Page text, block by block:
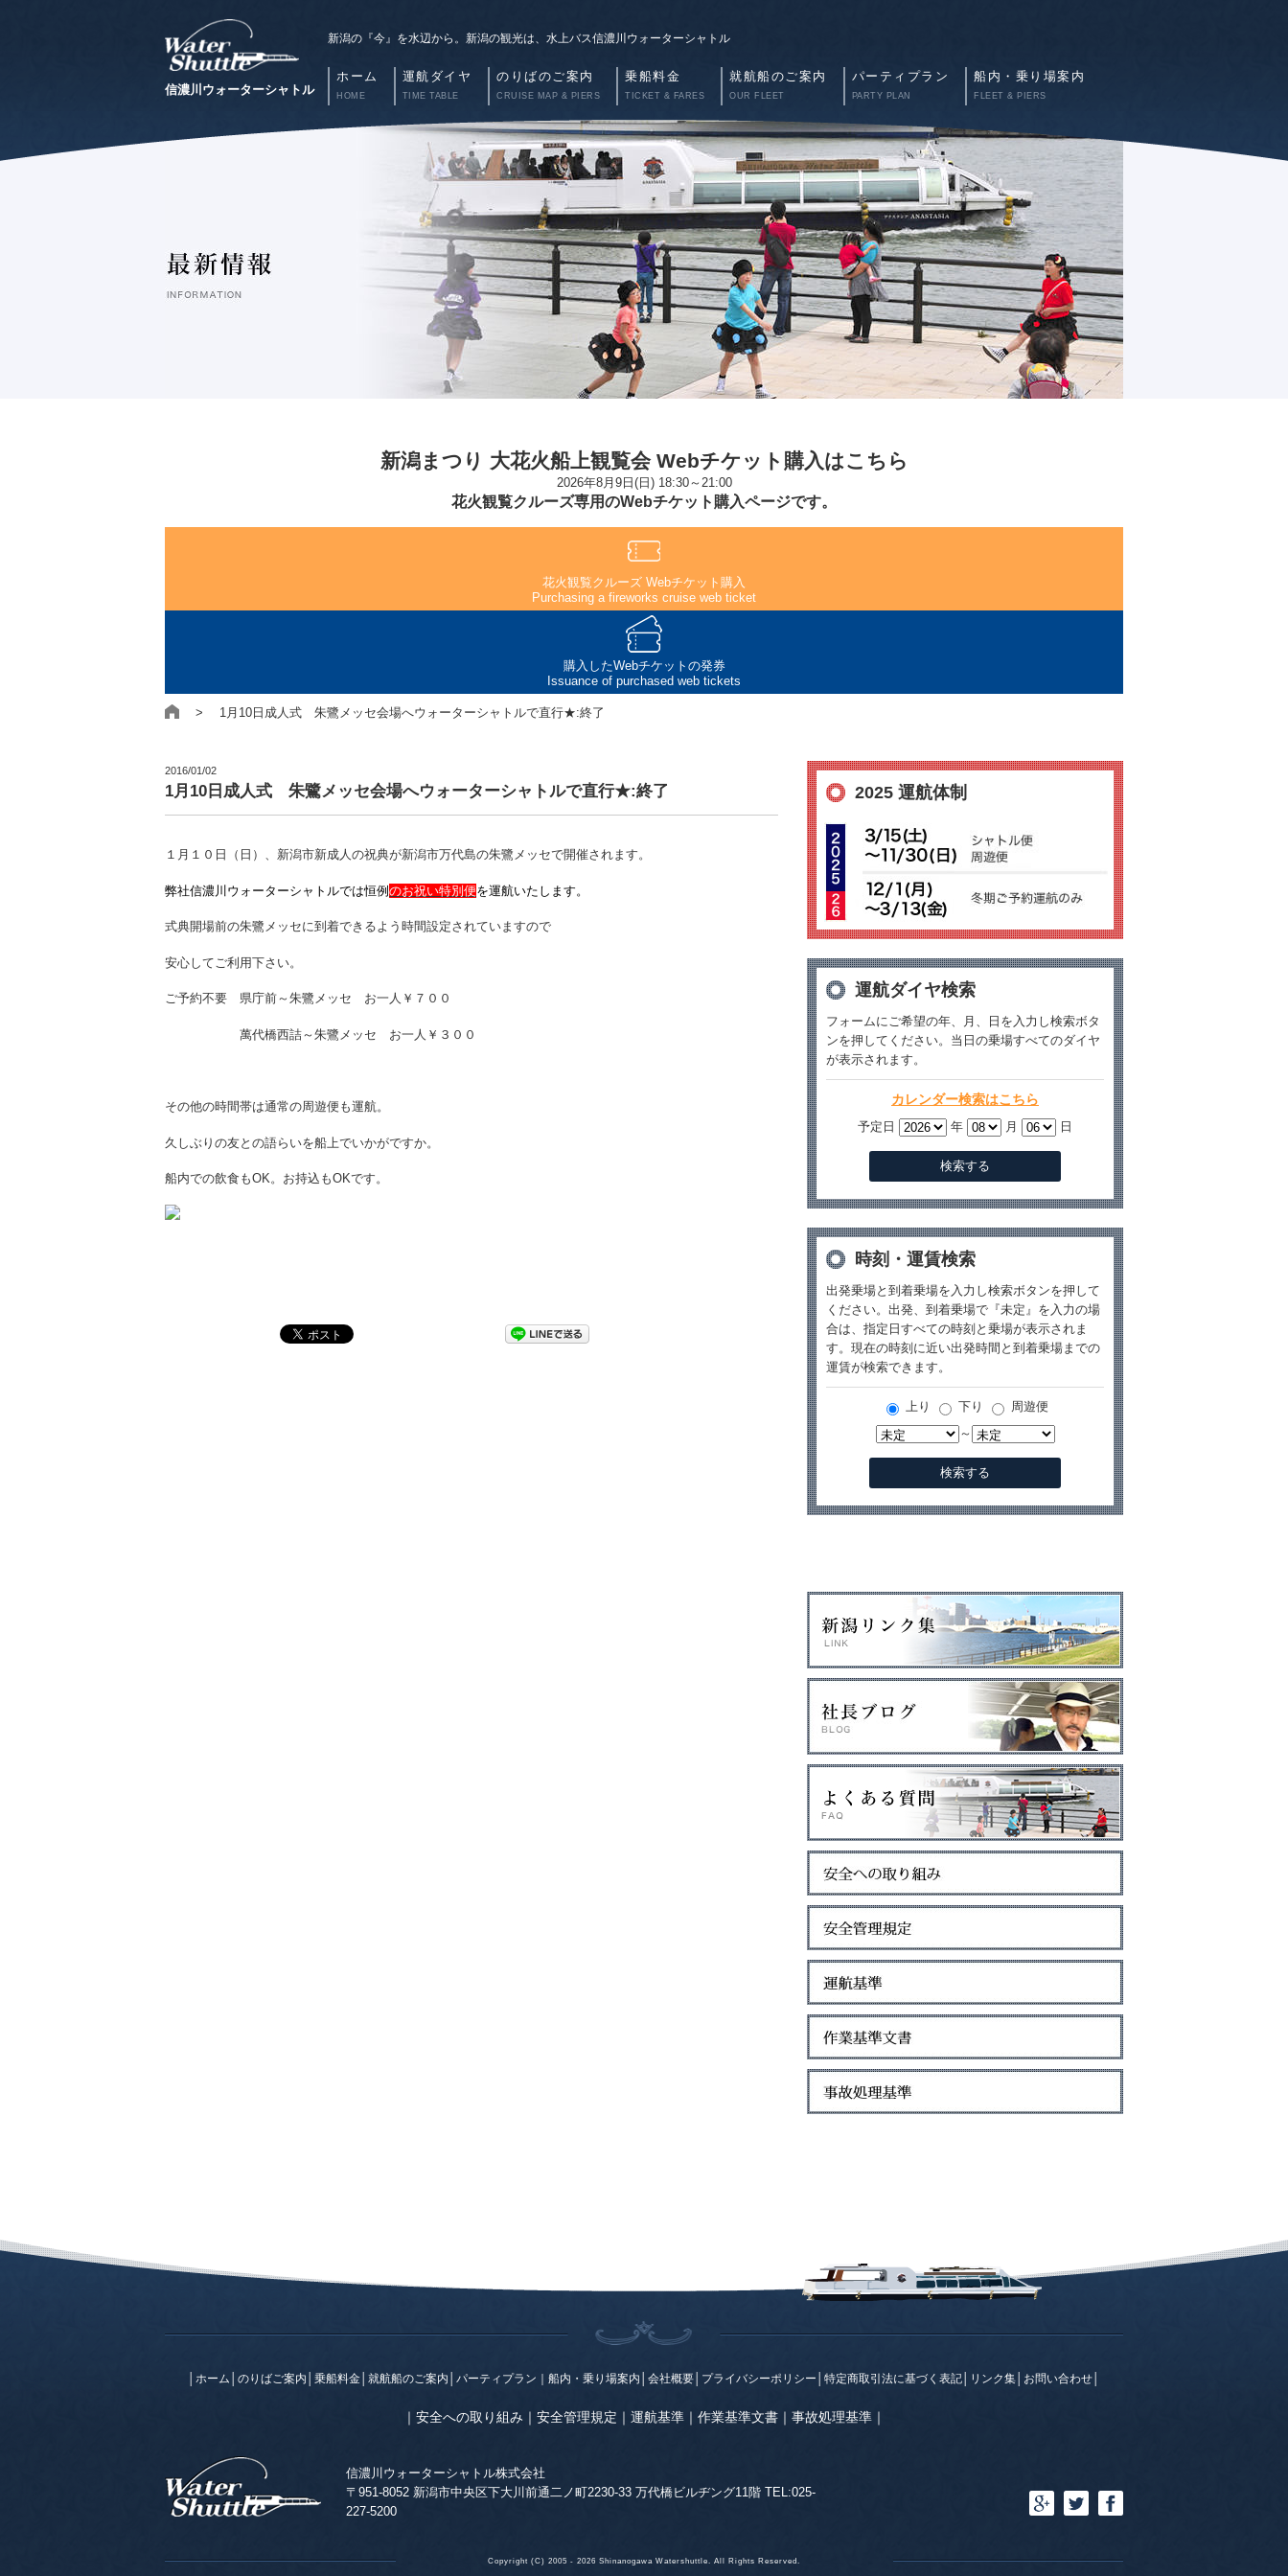
信濃川ウォーターシャトル
新潟の『今』を水辺から。新潟の観光は、水上バス信濃川ウォーターシャトル
ホーム
HOME
運航ダイヤ
TIME TABLE
のりばのご案内
CRUISE MAP & PIERS
乗船料金
TICKET & FARES
就航船のご案内
OUR FLEET
パーティプラン
PARTY PLAN
船内・乗り場案内
FLEET & PIERS
新潟まつり 大花火船上観覧会 Webチケット購入はこちら
2026年8月9日(日) 18:30～21:00
花火観覧クルーズ専用のWebチケット購入ページです。
花火観覧クルーズ Webチケット購入
Purchasing a fireworks cruise web ticket
購入したWebチケットの発券
Issuance of purchased web tickets
> 1月10日成人式 朱鷺メッセ会場へウォーターシャトルで直行★:終了
2016/01/02
1月10日成人式 朱鷺メッセ会場へウォーターシャトルで直行★:終了
１月１０日（日）、新潟市新成人の祝典が新潟市万代島の朱鷺メッセで開催されます。
弊社信濃川ウォーターシャトルでは恒例のお祝い特別便を運航いたします。
式典開場前の朱鷺メッセに到着できるよう時間設定されていますので
安心してご利用下さい。
ご予約不要 県庁前～朱鷺メッセ お一人￥７００
萬代橋西詰～朱鷺メッセ お一人￥３００
その他の時間帯は通常の周遊便も運航。
久しぶりの友との語らいを船上でいかがですか。
船内での飲食もOK。お持込もOKです。
2025 運航体制
運航ダイヤ検索
フォームにご希望の年、月、日を入力し検索ボタ
ンを押してください。当日の乗場すべてのダイヤ
が表示されます。
カレンダー検索はこちら
予定日 年 月 日
時刻・運賃検索
出発乗場と到着乗場を入力し検索ボタンを押して
ください。出発、到着乗場で『未定』を入力の場
合は、指定日すべての時刻と乗場が表示されま
す。現在の時刻に近い出発時間と到着乗場までの
運賃が検索できます。
上り 下り
周遊便
～
ホーム のりばご案内 乗船料金 就航船のご案内 パーティプラン 船内・乗り場案内 会社概要 プライバシーポリシー 特定商取引法に基づく表記 リンク集 お問い合わせ
｜ 安全への取り組み ｜ 安全管理規定 ｜ 運航基準 ｜ 作業基準文書 ｜ 事故処理基準 ｜
信濃川ウォーターシャトル株式会社
〒951-8052 新潟市中央区下大川前通二ノ町2230-33 万代橋ビルヂング11階 TEL:025-
227-5200
Copyright (C) 2005 - 2026 Shinanogawa Watershuttle. All Rights Reserved.